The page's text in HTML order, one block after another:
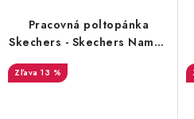
Pracovná poltopánka
Skechers - Skechers Nampa
O1 SR - 20828
13 %